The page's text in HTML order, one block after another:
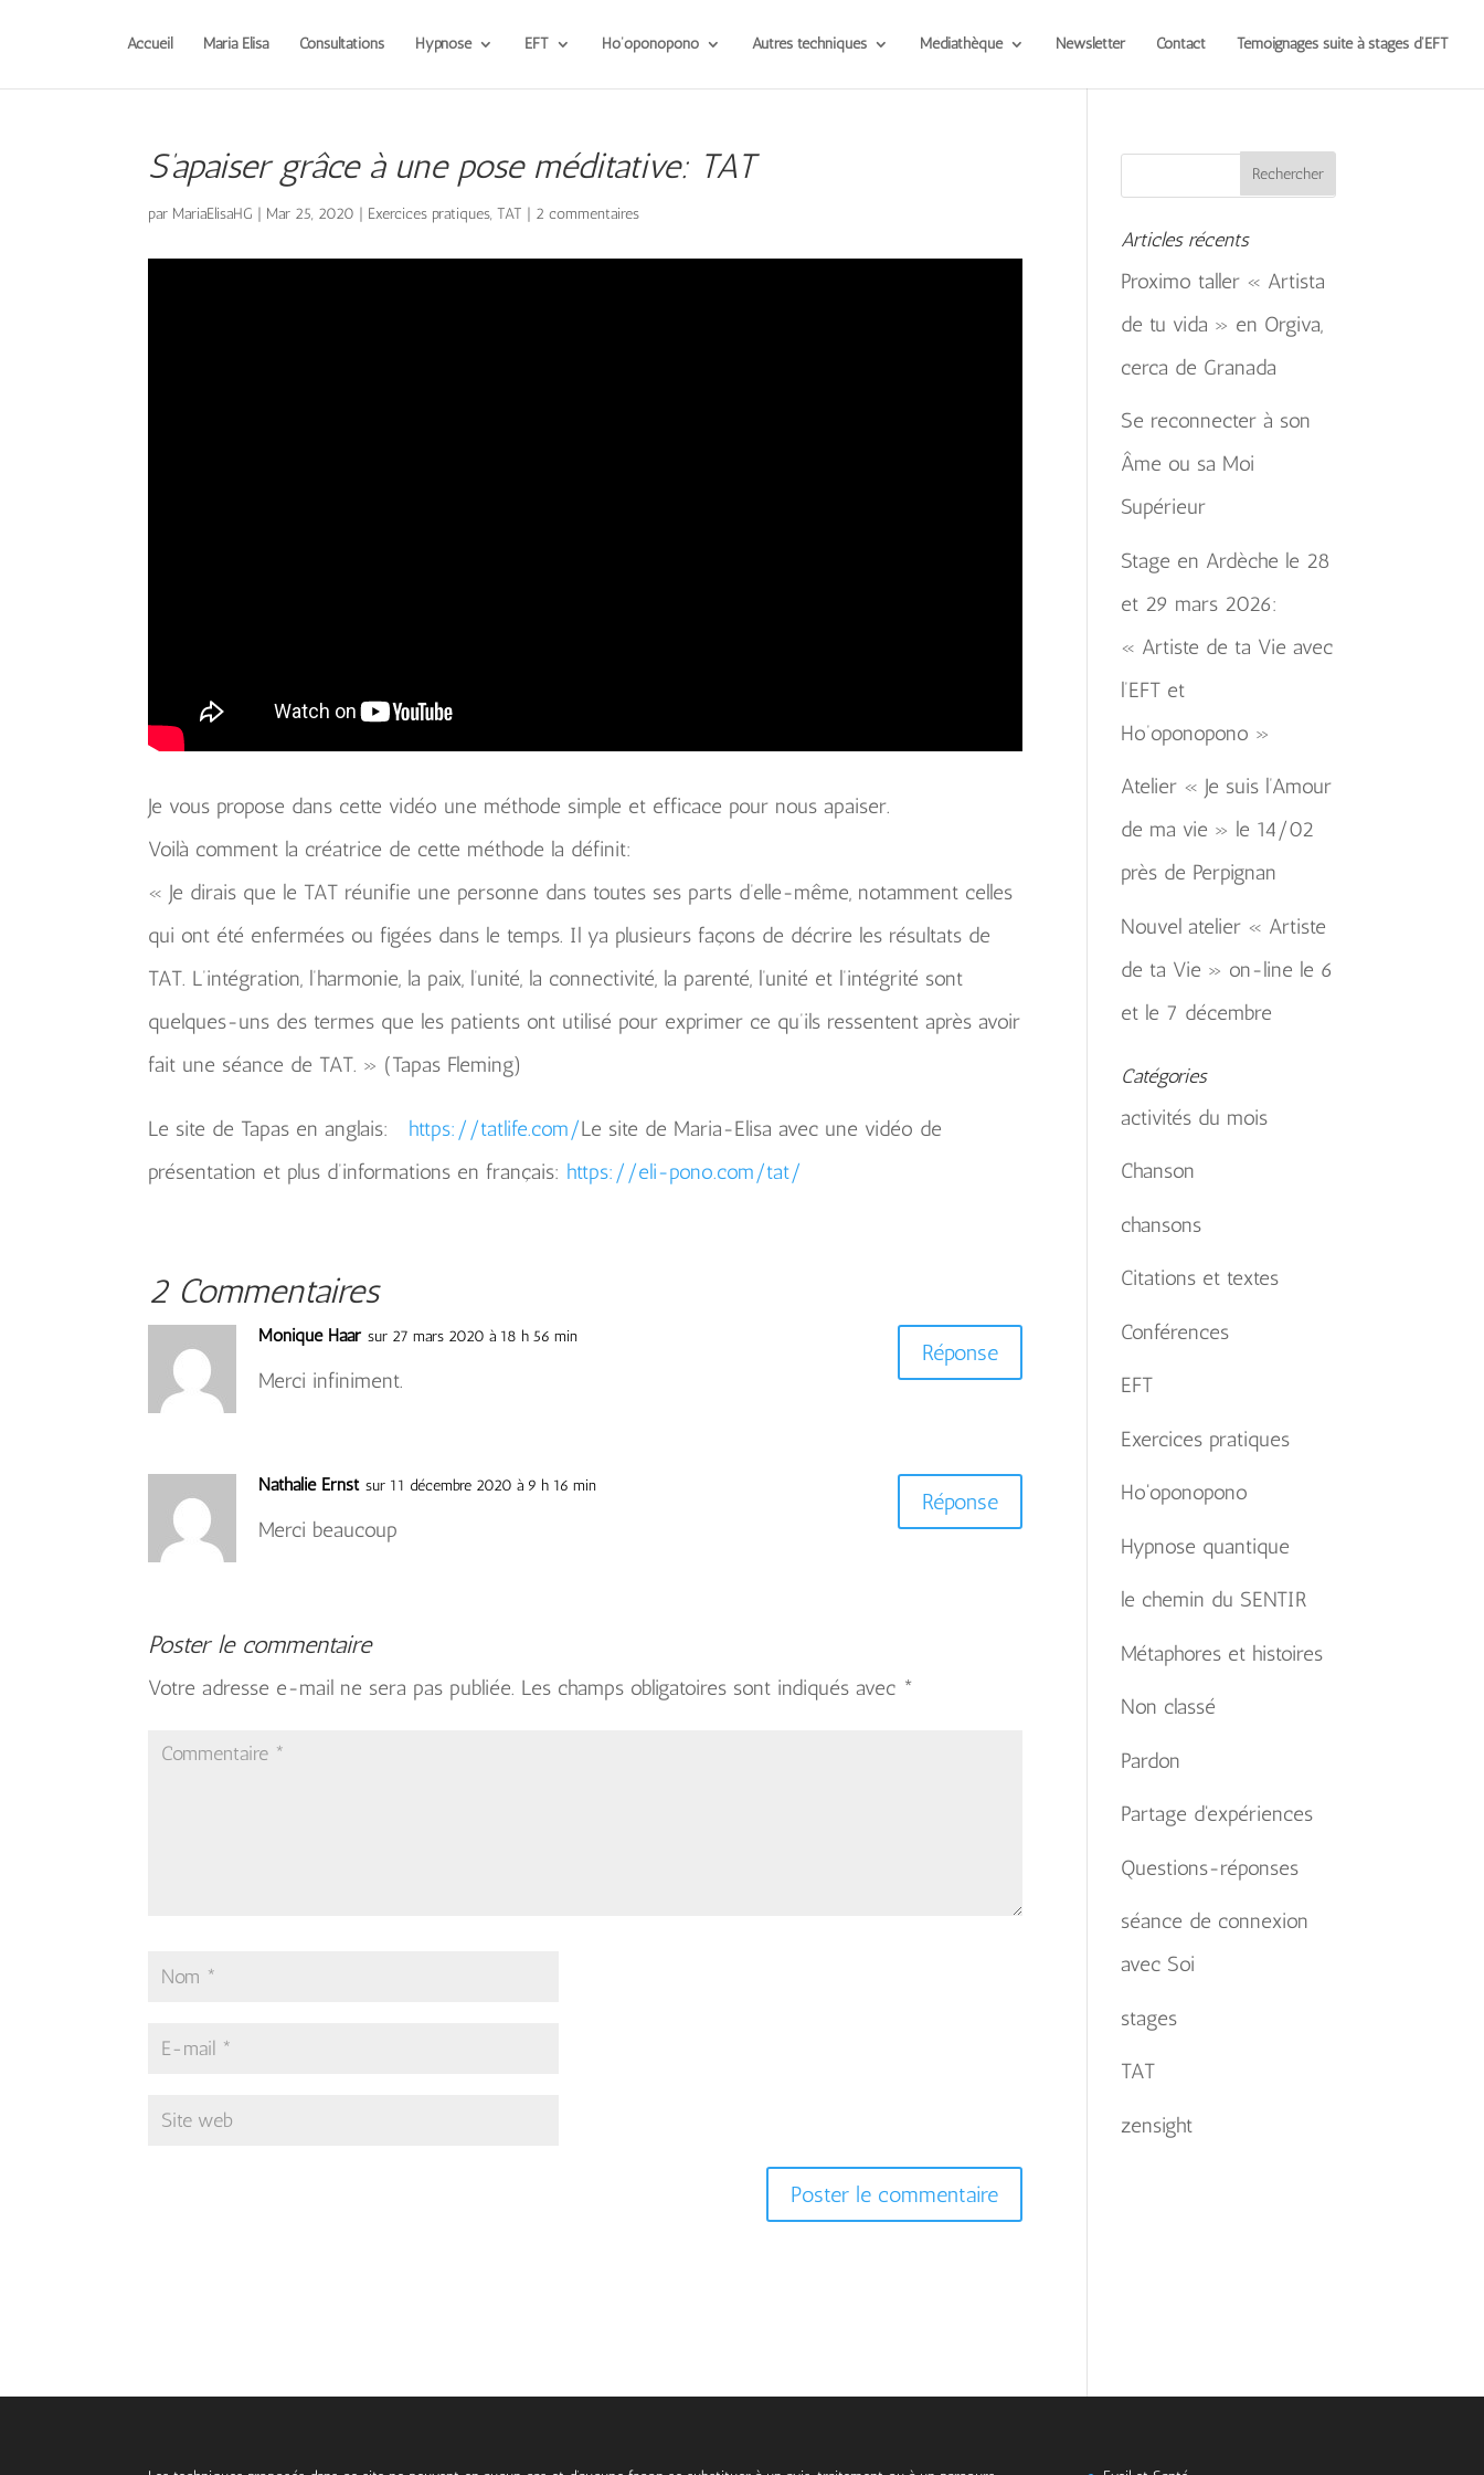
Accueil Maria Elisa Consultations Hypnose EFT Ho’oponopono Autres techniques Médiathèque Newsletter Contact Témoignages suite à stages d’EFT
S’apaiser grâce à une pose méditative: TAT
par MariaElisaHG | Mar 25, 2020 | Exercices pratiques,TAT | 2 commentaires
Je vous propose dans cette vidéo une méthode simple et efficace pour nous apaiser.
Voilà comment la créatrice de cette méthode la définit:
« Je dirais que le TAT réunifie une personne dans toutes ses parts d’elle-même, notamment celles
qui ont été enfermées ou figées dans le temps. Il ya plusieurs façons de décrire les résultats de
TAT. L’intégration, l’harmonie, la paix, l’unité, la connectivité, la parenté, l’unité et l’intégrité sont
quelques-uns des termes que les patients ont utilisé pour exprimer ce qu’ils ressentent après avoir
fait une séance de TAT. » (Tapas Fleming)
Le site de Tapas en anglais: https://tatlife.com/Le site de Maria-Elisa avec une vidéo de
présentation et plus d’informations en français: https://eli-pono.com/tat/
2 Commentaires
Monique Haar sur 27 mars 2020 à 18 h 56 min
Merci infiniment.
Réponse
Nathalie Ernst sur 11 décembre 2020 à 9 h 16 min
Merci beaucoup
Réponse
Poster le commentaire
Votre adresse e-mail ne sera pas publiée. Les champs obligatoires sont indiqués avec *
Articles récents
Proximo taller « Artista
de tu vida » en Orgiva,
cerca de Granada
Se reconnecter à son
Âme ou sa Moi
Supérieur
Stage en Ardèche le 28
et 29 mars 2026:
« Artiste de ta Vie avec
l’EFT et
Ho’oponopono »
Atelier « Je suis l’Amour
de ma vie » le 14/02
près de Perpignan
Nouvel atelier « Artiste
de ta Vie » on-line le 6
et le 7 décembre
Catégories
activités du mois
Chanson
chansons
Citations et textes
Conférences
EFT
Exercices pratiques
Ho'oponopono
Hypnose quantique
le chemin du SENTIR
Métaphores et histoires
Non classé
Pardon
Partage d'expériences
Questions-réponses
séance de connexion
avec Soi
stages
TAT
zensight